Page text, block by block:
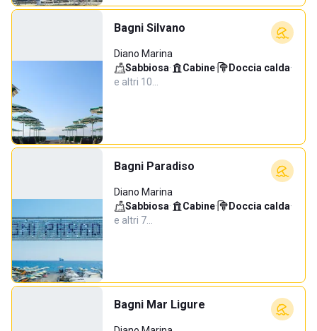
Bagni Silvano
Diano Marina
Sabbiosa· Cabine· Doccia calda·
e altri 10…
Bagni Paradiso
Diano Marina
Sabbiosa· Cabine· Doccia calda·
e altri 7…
Bagni Mar Ligure